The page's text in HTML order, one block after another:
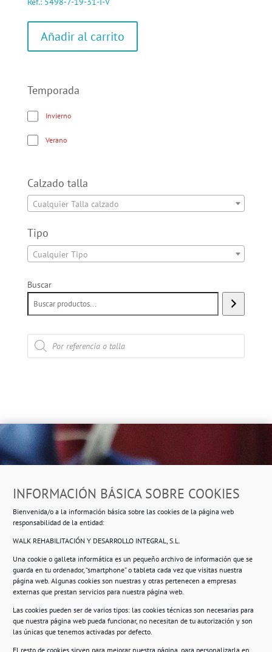
INFORMACIÓN BÁSICA SOBRE COOKIES
Bienvenida/o a la información básica sobre las cookies de la página web
responsabilidad de la entidad:
WALK REHABILITACIÓN Y DESARROLLO INTEGRAL, S.L.
Una cookie o galleta informática es un pequeño archivo de información que se
guarda en tu ordenador, “smartphone” o tableta cada vez que visitas nuestra
página web. Algunas cookies son nuestras y otras pertenecen a empresas
externas que prestan servicios para nuestra página web.
Las cookies pueden ser de varios tipos: las cookies técnicas son necesarias para
que nuestra página web pueda funcionar, no necesitan de tu autorización y son
las únicas que tenemos activadas por defecto.
El resto de cookies sirven para mejorar nuestra página, para personalizarla en
Añadir al carrito
Temporada
Invierno
Verano
Calzado talla
Cualquier Talla calzado
Tipo
Cualquier Tipo
Buscar
Búsqueda
de
productos
Ropero Solidario de Usera
Beasáin 25-33posterior, local 3 – 28041 Madrid
Información
Compromiso con la protección de datos